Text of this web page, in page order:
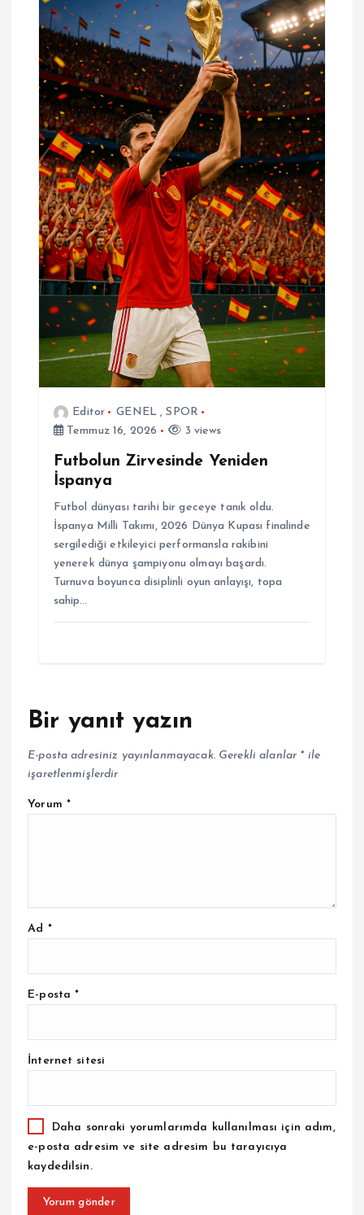
Editor GENEL,SPOR
Temmuz 16, 2026
3 views
Futbolun Zirvesinde Yeniden
İspanya
Futbol dünyası tarihi bir geceye tanık oldu.
İspanya Milli Takımı, 2026 Dünya Kupası finalinde
sergilediği etkileyici performansla rakibini
yenerek dünya şampiyonu olmayı başardı.
Turnuva boyunca disiplinli oyun anlayışı, topa
sahip…
Bir yanıt yazın
E-posta adresiniz yayınlanmayacak. Gerekli alanlar *ile
işaretlenmişlerdir
Yorum *
Ad *
E-posta*
İnternet sitesi
Daha sonraki yorumlarımda kullanılması için adım,
e-posta adresim ve site adresim bu tarayıcıya
kaydedilsin.